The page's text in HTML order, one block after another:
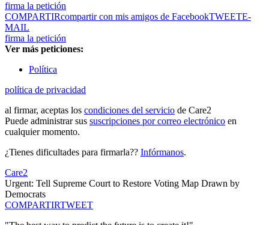
firma la petición
COMPARTIRcompartir con mis amigos de FacebookTWEETE-
MAIL
firma la petición
Ver más peticiones:
Política
política de privacidad
al firmar, aceptas los condiciones del servicio de Care2
Puede administrar sus suscripciones por correo electrónico en
cualquier momento.
¿Tienes dificultades para firmarla?? Infórmanos.
Care2
Urgent: Tell Supreme Court to Restore Voting Map Drawn by
Democrats
COMPARTIRTWEET